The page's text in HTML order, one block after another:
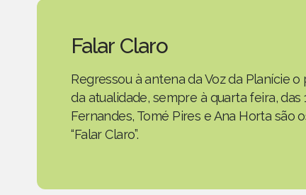
Falar Claro
Regressou à antena da Voz da Planície
da atualidade, sempre à quarta feira, das
Fernandes, Tomé Pires e Ana Horta
“Falar Claro”.